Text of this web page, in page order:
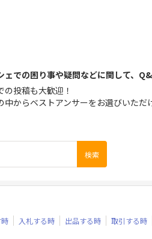
ェでの困り事や疑問などに関して、
投稿も大歓迎！
からベストアンサーをお選びいただ
入札する時 出品する時 取引する時